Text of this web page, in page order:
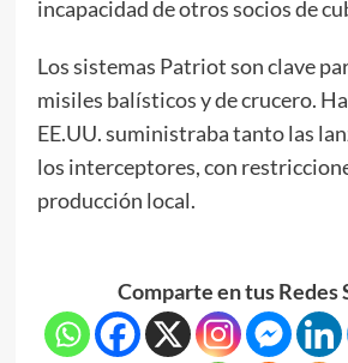
incapacidad de otros socios de
Los sistemas Patriot son clave
misiles balísticos y de crucero.
EE.UU. suministraba tanto las
los interceptores, con
producción local.
Comparte en tus Redes